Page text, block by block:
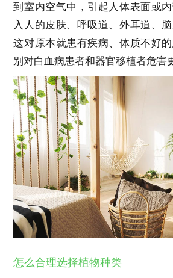
到室内空气中，引起人体表面或
入人的皮肤、呼吸道、外耳道、脑
这对原本就患有疾病、体质不好
别对白血病患者和器官移植者危害
怎么合理选择植物种类